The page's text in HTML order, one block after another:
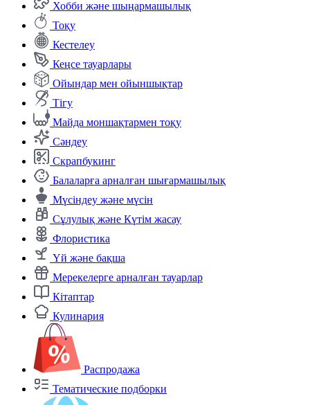
Хобби және шыңармашылық
Тоқу
Кестелеу
Кеңсе тауарлары
Ойындар мен ойыншықтар
Тігу
Майда моншақтармен тоқу
Сәндеу
Скрапбукинг
Балаларға арналған шығармашылық
Мүсіндеу және мүсін
Сұлулық және Күтім жасау
Флористика
Үй және бақша
Мерекелерге арналған тауарлар
Кітаптар
Кулинария
Распродажа
Тематические подборки